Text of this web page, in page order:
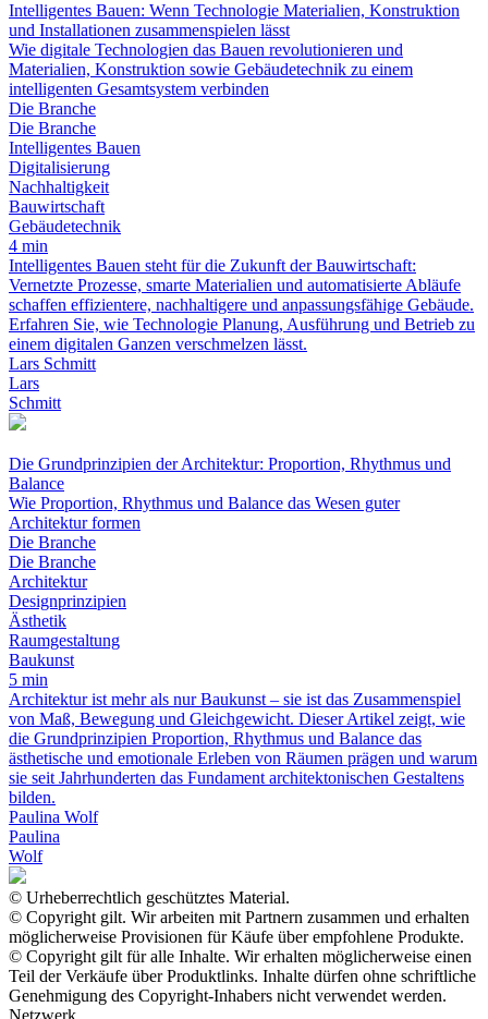
Intelligentes Bauen: Wenn Technologie Materialien, Konstruktion
und Installationen zusammenspielen lässt
Wie digitale Technologien das Bauen revolutionieren und
Materialien, Konstruktion sowie Gebäudetechnik zu einem
intelligenten Gesamtsystem verbinden
Die Branche
Die Branche
Intelligentes Bauen
Digitalisierung
Nachhaltigkeit
Bauwirtschaft
Gebäudetechnik
4 min
Intelligentes Bauen steht für die Zukunft der Bauwirtschaft:
Vernetzte Prozesse, smarte Materialien und automatisierte Abläufe
schaffen effizientere, nachhaltigere und anpassungsfähige Gebäude.
Erfahren Sie, wie Technologie Planung, Ausführung und Betrieb zu
einem digitalen Ganzen verschmelzen lässt.
Lars Schmitt
Lars
Schmitt
Die Grundprinzipien der Architektur: Proportion, Rhythmus und
Balance
Wie Proportion, Rhythmus und Balance das Wesen guter
Architektur formen
Die Branche
Die Branche
Architektur
Designprinzipien
Ästhetik
Raumgestaltung
Baukunst
5 min
Architektur ist mehr als nur Baukunst – sie ist das Zusammenspiel
von Maß, Bewegung und Gleichgewicht. Dieser Artikel zeigt, wie
die Grundprinzipien Proportion, Rhythmus und Balance das
ästhetische und emotionale Erleben von Räumen prägen und warum
sie seit Jahrhunderten das Fundament architektonischen Gestaltens
bilden.
Paulina Wolf
Paulina
Wolf
© Urheberrechtlich geschütztes Material.
© Copyright gilt. Wir arbeiten mit Partnern zusammen und erhalten
möglicherweise Provisionen für Käufe über empfohlene Produkte.
© Copyright gilt für alle Inhalte. Wir erhalten möglicherweise einen
Teil der Verkäufe über Produktlinks. Inhalte dürfen ohne schriftliche
Genehmigung des Copyright-Inhabers nicht verwendet werden.